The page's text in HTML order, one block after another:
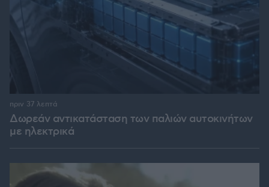
Δωρεάν αντικατάσταση των παλιών αυτοκινήτων
με ηλεκτρικά
πριν 37 λεπτά